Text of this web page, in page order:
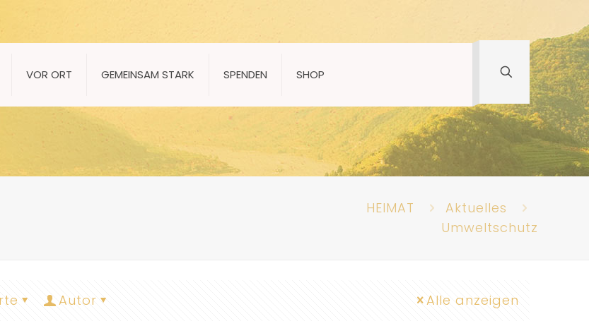
VOR ORT GEMEINSAM STARK SPENDEN SHOP
HEIMAT
Aktuelles
Umweltschutz
Autor Alle anzeigen